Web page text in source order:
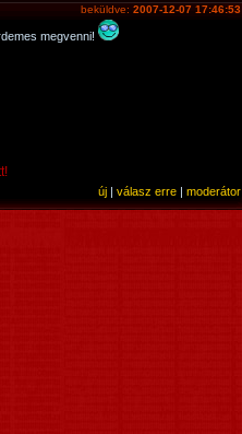
beküldve: 2007-12-07 17:46:53
megvenni!
új | válasz erre | moderátor